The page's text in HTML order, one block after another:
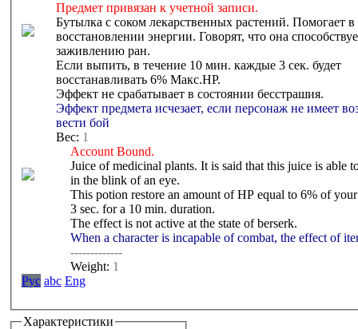
Предмет привязан к учетной записи.
Бутылка с соком лекарственных растений. Помогает в
восстановлении энергии. Говорят, что она
заживлению ран.
Если выпить, в течение 10 мин. каждые 3 сек. будет
восстанавливать 6% Макс.HP.
Эффект не срабатывает в состоянии бесстрашия.
Эффект предмета исчезает, если персонаж не имеет
вести бой
Вес: 1
Account Bound.
Juice of medicinal plants. It is said that this juice is able
in the blink of an eye.
This potion restore an amount of HP equal to 6% of
3 sec. for a 10 min. duration.
The effect is not active at the state of berserk.
When a character is incapable of combat, the effect of
-------------
Weight: 1
Pyc abc Eng
Характеристики